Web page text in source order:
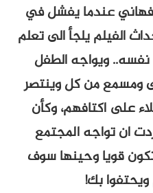
فهاني عندما يفشل في
الفيلم يلجأ الى تعلم
ويواجه الطفل
ومسمع من كل وينتصر
على اكتافهم، وكأن
ان تواجه المجتمع
قويا وحينها سوف
بك!